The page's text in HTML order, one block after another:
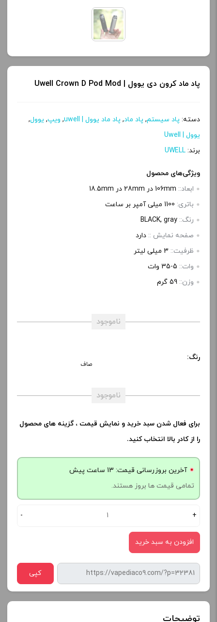
ی
پاد ماد کرون دی یوول | Uwell Crown D Pod Mod
دسته: پاد سیستم, پاد ماد, پاد ماد یوول | uwell , ویپ, یوول,
یوول | Uwell
برند: UWELL
ویژگی‌های محصول
ابعاد:: 106mm در 28mm در 18.5mm
باتری: 1100 میلی آمپر بر ساعت
رنگ:: BLACK, gray
صفحه‌ نمایش :: دارد
ظرفیت:: 3 میلی‌ لیتر
وات:: 5-35 وات
وزن:: 59 گرم
ناموجود
رنگ:
صاف
ناموجود
برای فعال شدن سبد خرید و نمایش قیمت ، گزینه های محصول
را از کادر بالا انتخاب کنید.
آخرین بروزرسانی قیمت: 13 ساعت پیش
تمامی قیمت ها بروز هستند.
- +
افزودن به سبد خرید
کپی
توضیحات